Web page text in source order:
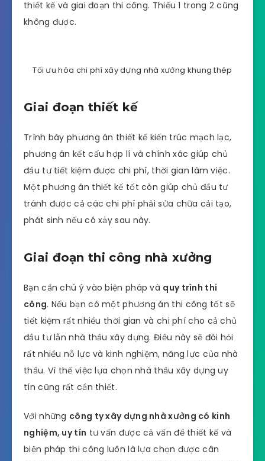
Đừng vì ham báo giá rẻ, mà quên quan tâm đến
chất lượng. Chưa chắc đã là một giải pháp tốt
đáp ứng được yêu cầu của chủ đầu tư. Đó luôn là
thầu, chúng ta cần phải chú ý vào 2 giai đoạn
thiết kế và giai đoạn thi công. Thiếu 1 trong 2 cũng
không được.
Tối ưu hóa chi phí xây dựng nhà xưởng khung thép
Giai đoạn thiết kế
Trình bày phương án thiết kế kiến trúc mạch lạc,
phương án kết cấu hợp lí và chính xác giúp chủ
đầu tư tiết kiệm được chi phí, thời gian làm việc.
Một phương án thiết kế tốt còn giúp chủ đầu tư
tránh được cả các chi phí phải sửa chữa cải tạo,
phát sinh nếu có xảy sau này.
Bạn cần chú ý vào biện pháp vàquy trình thi
công. Nếu bạn có một phương án thi công tốt sẽ